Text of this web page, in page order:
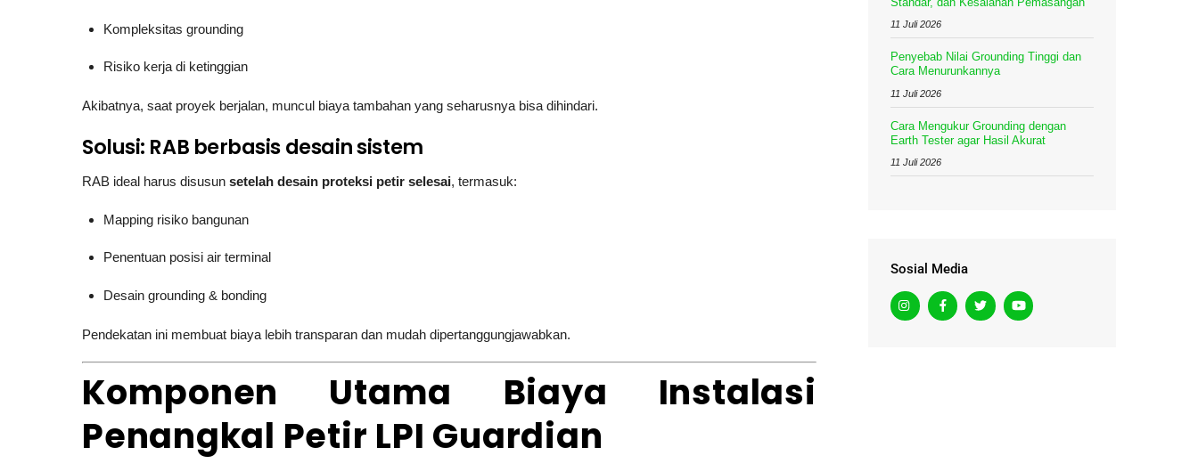
Kompleksitas grounding
Risiko kerja di ketinggian
Akibatnya, saat proyek berjalan, muncul biaya tambahan yang seharusnya bisa dihindari.
Solusi: RAB berbasis desain sistem
RAB ideal harus disusun setelah desain proteksi petir selesai, termasuk:
Mapping risiko bangunan
Penentuan posisi air terminal
Desain grounding & bonding
Pendekatan ini membuat biaya lebih transparan dan mudah dipertanggungjawabkan.
Komponen Utama Biaya Instalasi
Penangkal Petir LPI Guardian
11 Juli 2026
Penyebab Nilai Grounding Tinggi dan
Cara Menurunkannya
11 Juli 2026
Cara Mengukur Grounding dengan
Earth Tester agar Hasil Akurat
11 Juli 2026
Sosial Media